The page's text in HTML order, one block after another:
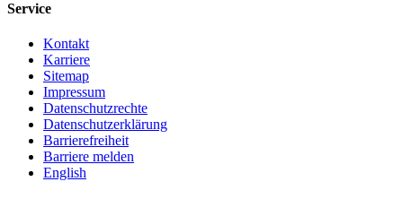
Service
Kontakt
Karriere
Sitemap
Impressum
Datenschutzrechte
Datenschutzerklärung
Barrierefreiheit
Barriere melden
English